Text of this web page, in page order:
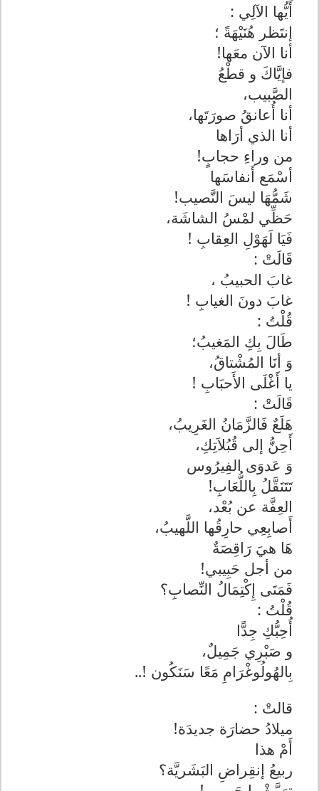
أَيُّها الآلِي :
إنتَظر هُنَيْهَةً ؛
أنا الآن معَها!
فإيَّاكَ و قطْعُ
الصَّبيب،
أنا أُعانقُ صورَتَها،
أنا الذي أرَاها
من وراءِ حجابٍ!
أسْمَع أَنفاسَها
شَمُّهَا ليسَ النَّصيب!
حَظِّي لمْسُ الشاشَة،
فَيَا لَهَوْلِ العِقابِ !
قَالَتْ :
غابَ الحبيبُ ،
غابَ دونَ الغيابِ !
قُلْتُ :
طَالَ بِكِ المَغيبُ؛
وَ أنَا المُشْتاقُ،
يا أَغْلَى الأَحبَابِ !
قَالَتْ :
هَلَعٌ فَالزَّمَانُ الغَرِيبُ،
أَحِنُّ إلى قُبُلاَتِكِ،
وَ عَدوَى الفِيرُوس
تَتَنَقَّلُ بِاللُّعَابِ!
العِفَّة عن بُعْد،
أَصابِعِي حارِقُها اللَّهيبُ،
هَا هيَ رَاقِصَةٌ
من أجل حَبِيبي!
فَمَتَى إِكْتِمَالُ النِّصابِ؟
قُلْتُ :
أُحِبُّكِ جِدًّا
و صَبْرِي جَمِيلٌ،
بِالهُولُوغْرَامِ مَعًا سَنَكُون !..
قالتْ :
ميلادُ حضارَة جديدَة!
أَمْ هذا
ربيعُ إنقِراضِ البَشَريَّة؟